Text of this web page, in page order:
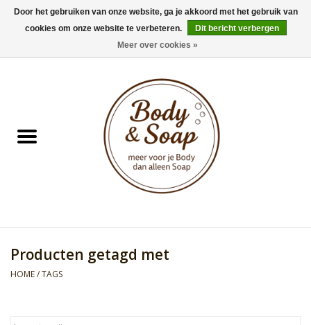
0 Artikelen - €0,00
Doucheproducten
Kids Collection
Producten getagd met
HOME/TAGS
Door het gebruiken van onze website, ga je akkoord met het gebruik van
cookies om onze website te verbeteren.
Dit bericht verbergen
Meer over cookies »